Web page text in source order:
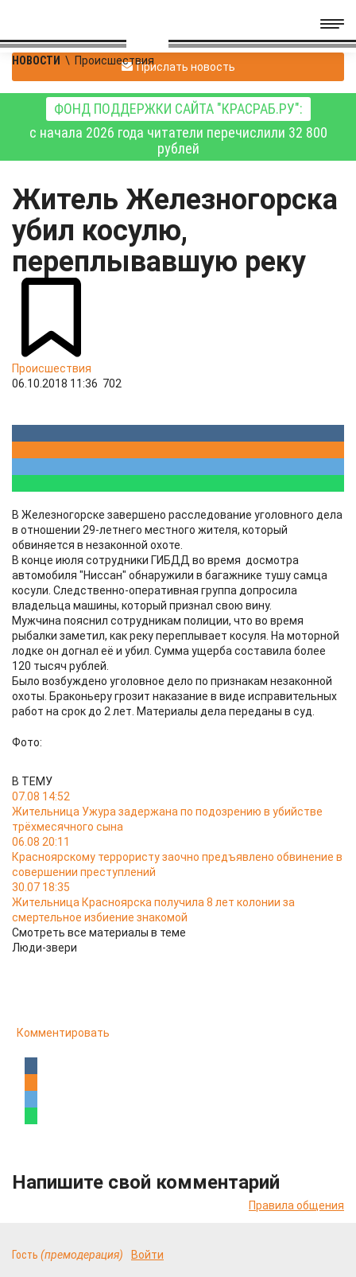
НОВОСТИ \ ПроисшествияПрислать новость
ФОНД ПОДДЕРЖКИ САЙТА "КРАСРАБ.РУ":
с начала 2026 года читатели перечислили 32 800
рублей
Житель Железногорска
убил косулю,
переплывавшую реку
Происшествия
06.10.2018 11:36 702
В Железногорске завершено расследование уголовного дела
в отношении 29-летнего местного жителя, который
обвиняется в незаконной охоте.
В конце июля сотрудники ГИБДД во время досмотра
автомобиля "Ниссан" обнаружили в багажнике тушу самца
косули. Следственно-оперативная группа допросила
владельца машины, который признал свою вину.
Мужчина пояснил сотрудникам полиции, что во время
рыбалки заметил, как реку переплывает косуля. На моторной
лодке он догнал её и убил. Сумма ущерба составила более
120 тысяч рублей.
Было возбуждено уголовное дело по признакам незаконной
охоты. Браконьеру грозит наказание в виде исправительных
работ на срок до 2 лет. Материалы дела переданы в суд.
Фото:
В ТЕМУ
07.08 14:52
Жительница Ужура задержана по подозрению в убийстве
трёхмесячного сына
06.08 20:11
Красноярскому террористу заочно предъявлено обвинение в
совершении преступлений
30.07 18:35
Жительница Красноярска получила 8 лет колонии за
смертельное избиение знакомой
Смотреть все материалы в теме
Люди-звери
Комментировать
Напишите свой комментарий
Правила общения
Гость (премодерация) Войти